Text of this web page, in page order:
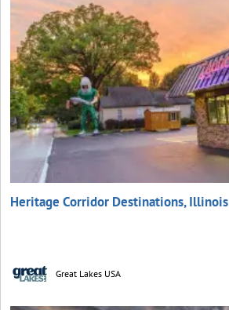
Heritage Corridor Destinations, Illinois
Great Lakes USA